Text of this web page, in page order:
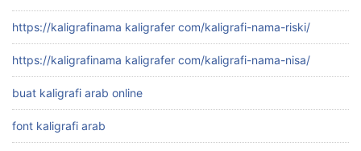
https://kaligrafinama kaligrafer com/kaligrafi-nama-riski/
https://kaligrafinama kaligrafer com/kaligrafi-nama-nisa/
buat kaligrafi arab online
font kaligrafi arab